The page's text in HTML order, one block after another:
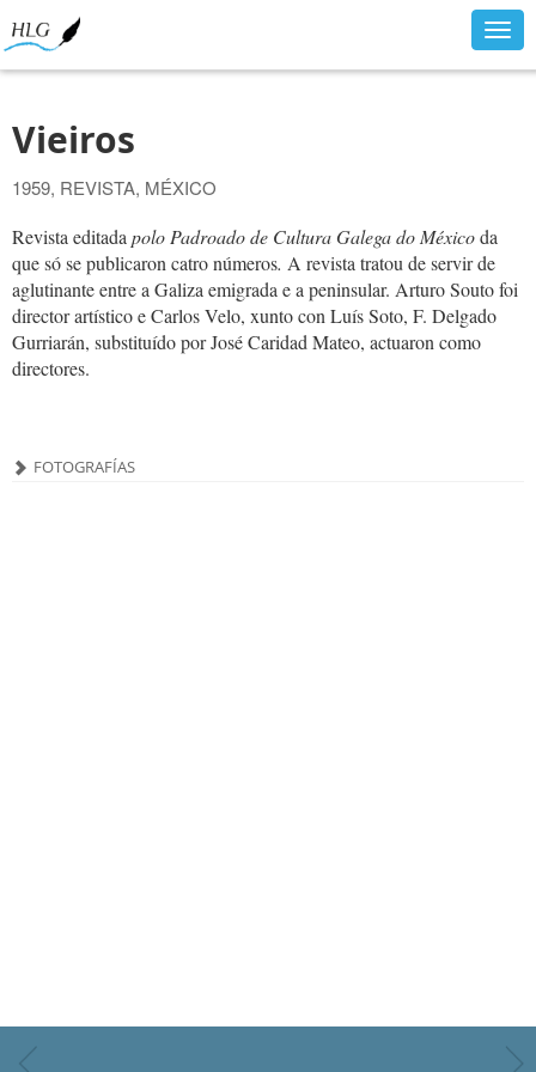
Vieiros
1959, REVISTA, MÉXICO
Revista editada polo Padroado de Cultura Galega do Méxicoda
que só se publicaron catro números. A revista tratou de servir de
aglutinante entre a Galiza emigrada e a peninsular. Arturo Souto foi
director artístico e Carlos Velo, xunto con Luís Soto, F. Delgado
Gurriarán, substituído por José Caridad Mateo, actuaron como
directores.
FOTOGRAFÍAS